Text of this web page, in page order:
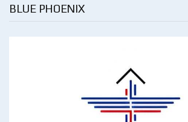
BLUE PHOENIX